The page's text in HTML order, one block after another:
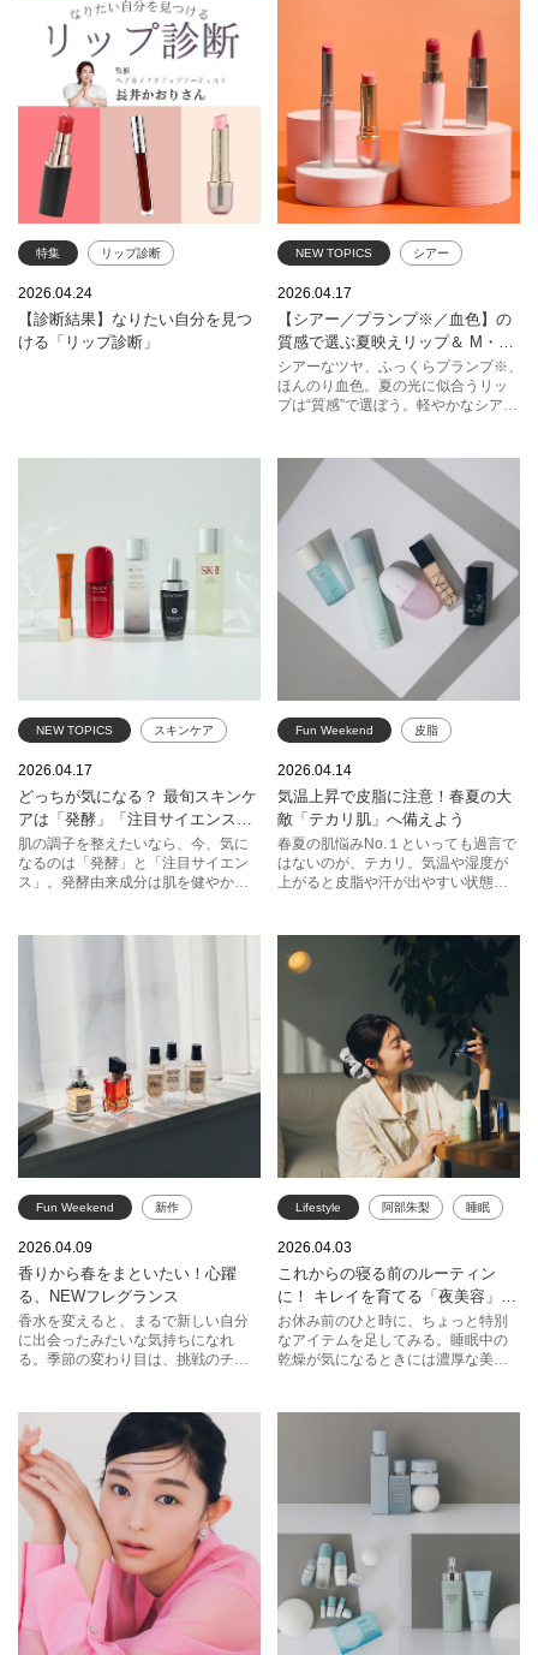
ップをセレクト。 長井かおりさん監
修の「リップ診断」を通じて、新し
い季節を共にする愛しい相棒に出会
いましょう。
特集 リップ診断
2026.04.24
【診断結果】なりたい自分を見つ
ける「リップ診断」
NEW TOPICS シアー
プランプ
夏 エレガンス クリニーク
エスティ ローダー SHISEIDO
M・A・C
2026.04.17
【シアー／プランプ※／血色】の
質感で選ぶ夏映えリップ＆ M・
A・CがおすすめするHOW TO【ふ
んわりマットなブラーリップ】
シアーなツヤ、ふっくらプランプ※、
ほんのり血色。夏の光に似合うリッ
プは“質感”で選ぼう。軽やかなシアー
に。太陽の日差しのもと華やかに映
えるリップで、夏のおしゃれを楽し
んで。 ※メイクアップ効果による
NEW TOPICS スキンケア
発酵
コスメデコルテ
クレ・ド・ポー ボーテ SK-II
SHISEIDO ランコム
2026.04.17
どっちが気になる？ 最旬スキンケ
アは「発酵」「注目サイエンス」
がキーワード
肌の調子を整えたいなら、今、気に
なるのは「発酵」と「注目サイエン
ス」。発酵由来成分は肌を健やかに
最新技術を取り入れた処方で、気に
Fun Weekend 皮脂
テカリ
乾燥 スキンケア
ベースメイク
コスメデコルテ RMK
2026.04.14
気温上昇で皮脂に注意！春夏の大
敵「テカリ肌」へ備えよう
春夏の肌悩みNo.１といっても過言で
はないのが、テカリ。気温や湿度が
上がると皮脂や汗が出やすい状態が
ードを保つためにも、その対策は万
全に。スキンケアからベースメイク
まで、実力派アイテムをご紹介しま
Fun Weekend 新作
フレグランス
ジミー チュウ
ジバンシイ ビューティー
イヴ・サンローラン・ボーテ
2026.04.09
香りから春をまといたい！心躍
る、NEWフレグランス
香水を変えると、まるで新しい自分
に出会ったみたいな気持ちになれ
る。季節の変わり目は、挑戦のチャ
が良かったり。自分の中にこんな一
面があったのか、と気付かせてくれ
ることもあるんです。
Lifestyle 阿部朱梨 睡眠
乾燥
HACCI SHISEIDO
ジョンマスターオーガニック
アテニア KANEBO
2026.04.03
これからの寝る前のルーティン
に！ キレイを育てる「夜美容」の
ススメ
お休み前のひと時に、ちょっと特別
なアイテムを足してみる。睡眠中の
乾燥が気になるときには濃厚な美容
ケアまで。自分とじっくり向き合え
る夜は、美容に勤しむのに最適な時
間。今夜からさっそく、試してみ